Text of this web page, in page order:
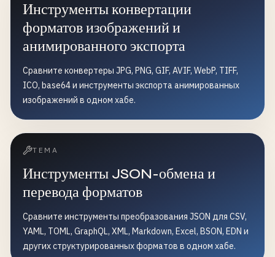
Инструменты конвертации
форматов изображений и
анимированного экспорта
Сравните конвертеры JPG, PNG, GIF, AVIF, WebP, TIFF,
ICO, base64 и инструменты экспорта анимированных
изображений в одном хабе.
ТЕМА
Инструменты JSON-обмена и
перевода форматов
Сравните инструменты преобразования JSON для CSV,
YAML, TOML, GraphQL, XML, Markdown, Excel, BSON, EDN и
других структурированных форматов в одном хабе.